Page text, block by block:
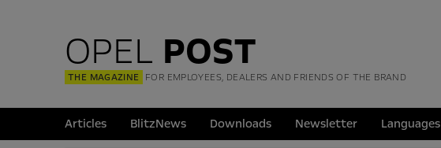
OPEL POST
THE MAGAZINE FOR EMPLOYEES, DEALERS AND FRIENDS OF THE BRAND
Articles BlitzNews Downloads Newsletter Languages